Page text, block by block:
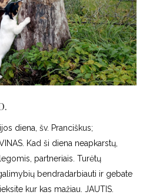
diena, šv. Pranciškus;
Kad ši diena neapkarstų,
partneriais. Turėtų
bendradarbiauti ir gebate
kur kas mažiau. JAUTIS.